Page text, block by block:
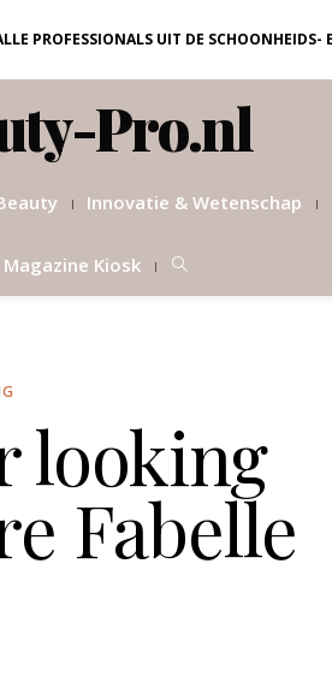
PROFESSIONALS UIT DE SCHOONHEIDS-
Pro.nl
Innovatie & Wetenschap
Kiosk
looking
Fabelle